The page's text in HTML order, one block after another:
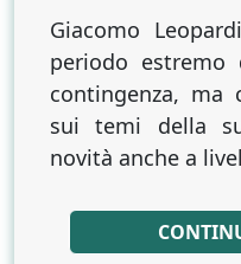
Giacomo
periodo estremo
contingenza,
sui temi della
novità anche a